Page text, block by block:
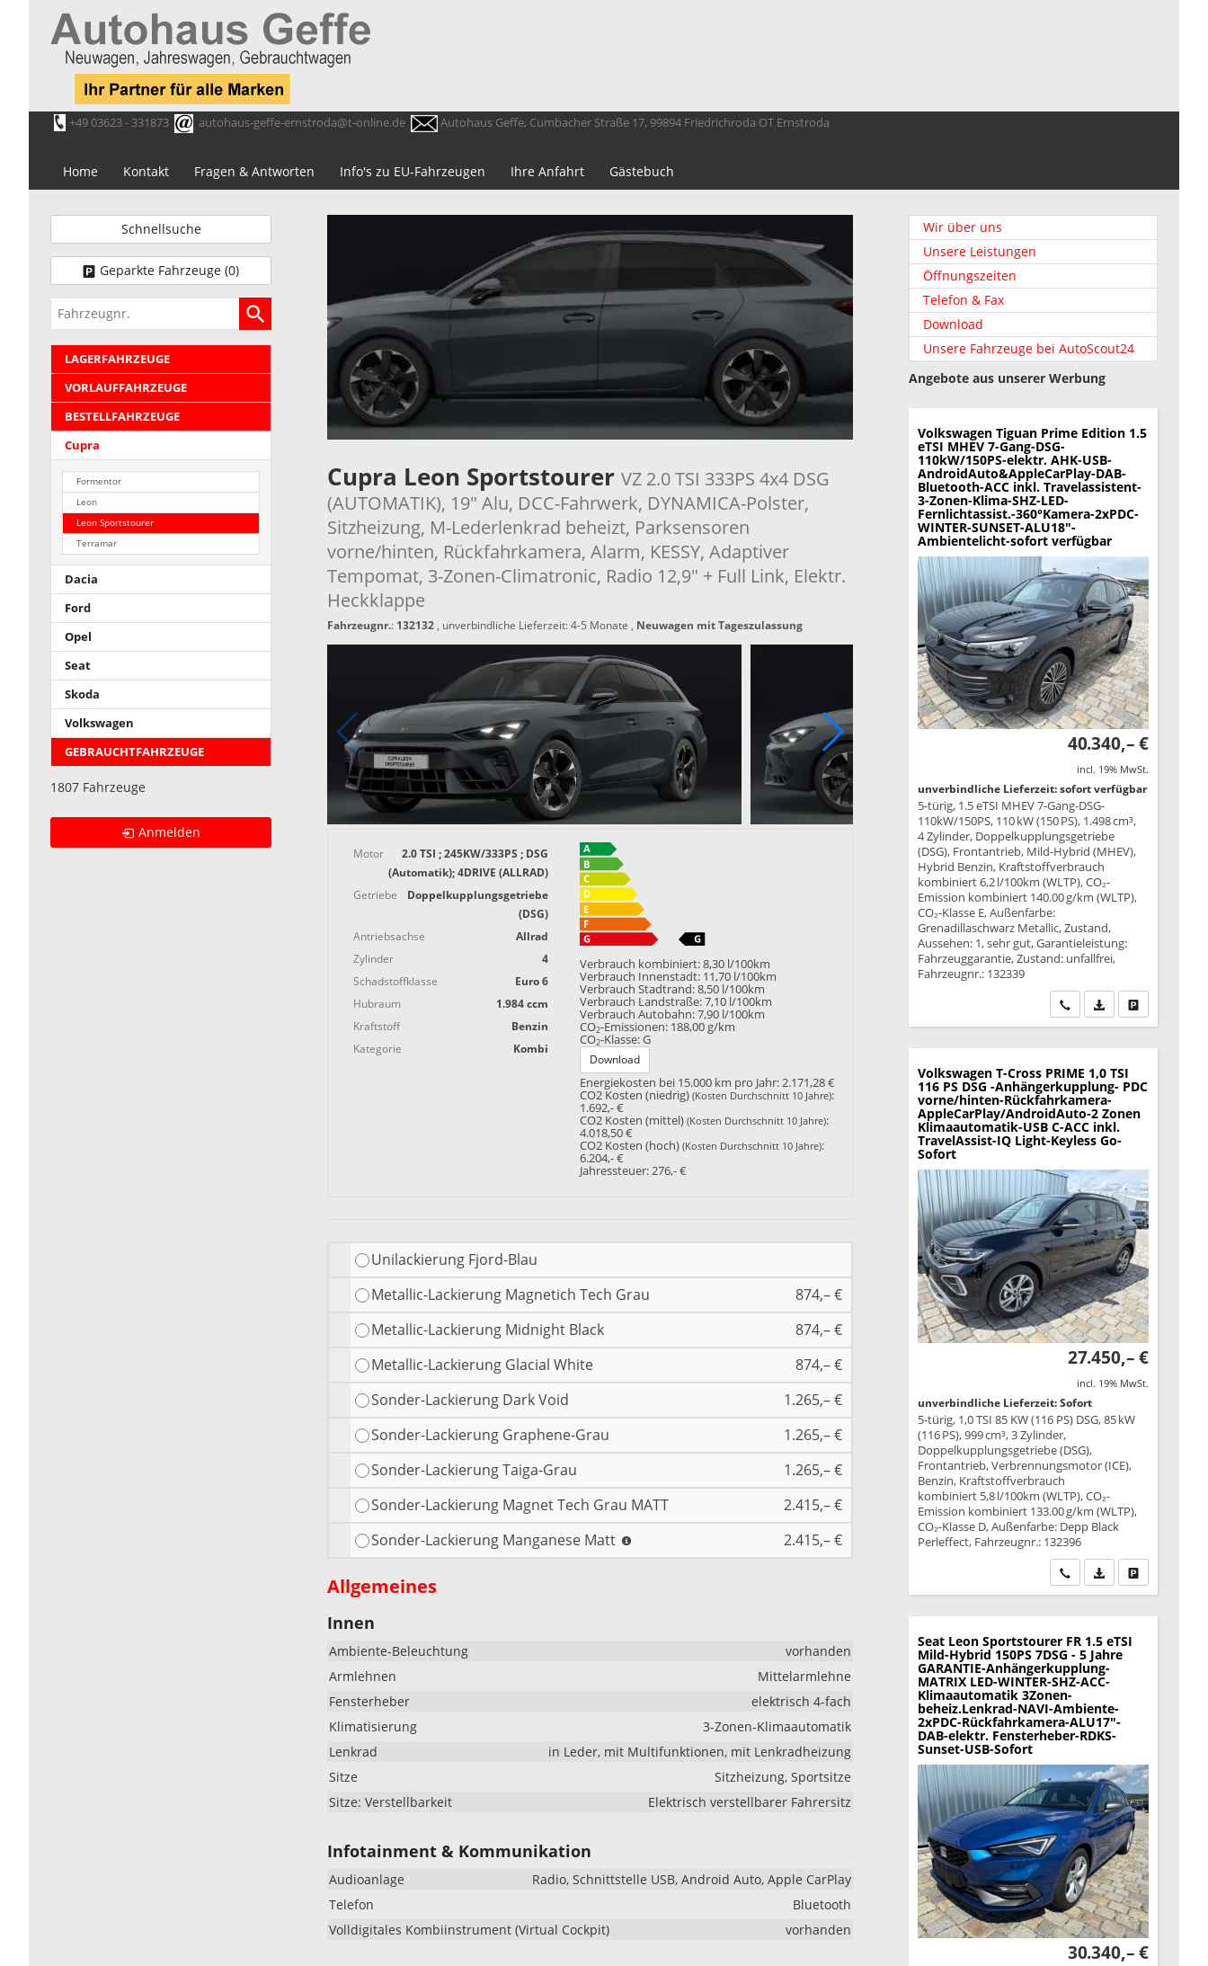
+49 03623 - 331873 autohaus-geffe-ernstroda@t-online.de Autohaus Geffe, Cumbacher Straße 17, 99894 Friedrichroda OT Ernstroda
Home Kontakt Fragen & Antworten Info's zu EU-Fahrzeugen Ihre Anfahrt Gästebuch
Cupra Leon Sportstourer VZ 2.0 TSI 333PS 4x4 DSG
(AUTOMATIK), 19" Alu, DCC-Fahrwerk, DYNAMICA-Polster,
Sitzheizung, M-Lederlenkrad beheizt, Parksensoren
vorne/hinten, Rückfahrkamera, Alarm, KESSY, Adaptiver
Tempomat, 3-Zonen-Climatronic, Radio 12,9" + Full Link, Elektr.
Heckklappe
Fahrzeugnr.: 132132, unverbindliche Lieferzeit: 4-5 Monate , Neuwagen mit Tageszulassung
Motor
2.0 TSI ; 245KW/333PS ; DSG
(Automatik); 4DRIVE (ALLRAD)
Getriebe
Doppelkupplungsgetriebe
(DSG)
Antriebsachse
Allrad
Zylinder
4
Schadstoffklasse
Euro 6
Hubraum
1.984 ccm
Kraftstoff
Benzin
Kategorie
Kombi
Verbrauch kombiniert: 8,30 l/100km
Verbrauch Innenstadt: 11,70 l/100km
Verbrauch Stadtrand: 8,50 l/100km
Verbrauch Landstraße: 7,10 l/100km
Verbrauch Autobahn: 7,90 l/100km
CO2-Emissionen: 188,00 g/km
CO2-Klasse: G
Download
Energiekosten bei 15.000 km pro Jahr: 2.171,28 €
CO2 Kosten (niedrig)(Kosten Durchschnitt 10 Jahre):
1.692,- €
CO2 Kosten (mittel)(Kosten Durchschnitt 10 Jahre):
4.018,50 €
CO2 Kosten (hoch)(Kosten Durchschnitt 10 Jahre):
6.204,- €
Jahressteuer: 276,- €
Unilackierung Fjord-Blau
Metallic-Lackierung Magnetich Tech Grau
874,– €
Metallic-Lackierung Midnight Black
874,– €
Metallic-Lackierung Glacial White
874,– €
Sonder-Lackierung Dark Void
1.265,– €
Sonder-Lackierung Graphene-Grau
1.265,– €
Sonder-Lackierung Taiga-Grau
1.265,– €
Sonder-Lackierung Magnet Tech Grau MATT
2.415,– €
Sonder-Lackierung Manganese Matt
2.415,– €
Allgemeines
Innen
Ambiente-Beleuchtung
vorhanden
Armlehnen
Mittelarmlehne
Fensterheber
elektrisch 4-fach
Klimatisierung
3-Zonen-Klimaautomatik
Lenkrad
in Leder, mit Multifunktionen, mit Lenkradheizung
Sitze
Sitzheizung, Sportsitze
Sitze: Verstellbarkeit
Elektrisch verstellbarer Fahrersitz
Infotainment & Kommunikation
Audioanlage
Radio, Schnittstelle USB, Android Auto, Apple CarPlay
Telefon
Bluetooth
Volldigitales Kombiinstrument (Virtual Cockpit)
vorhanden
Schnellsuche
Geparkte Fahrzeuge (0)
Fahrzeugnr.
LAGERFAHRZEUGE
VORLAUFFAHRZEUGE
BESTELLFAHRZEUGE
Cupra
Formentor
Leon
Leon Sportstourer
Terramar
Dacia
Ford
Opel
Seat
Skoda
Volkswagen
GEBRAUCHTFAHRZEUGE
1807 Fahrzeuge
Anmelden
Wir über uns
Unsere Leistungen
Öffnungszeiten
Telefon & Fax
Download
Unsere Fahrzeuge bei AutoScout24
Angebote aus unserer Werbung
Volkswagen Tiguan Prime Edition 1.5
eTSI MHEV 7-Gang-DSG-
110kW/150PS-elektr. AHK-USB-
AndroidAuto&AppleCarPlay-DAB-
Bluetooth-ACC inkl. Travelassistent-
3-Zonen-Klima-SHZ-LED-
Fernlichtassist.-360°Kamera-2xPDC-
WINTER-SUNSET-ALU18"-
Ambientelicht-sofort verfügbar
40.340,– €
incl. 19% MwSt.
unverbindliche Lieferzeit: sofort verfügbar
5-türig, 1.5 eTSI MHEV 7-Gang-DSG-
110kW/150PS, 110 kW (150 PS), 1.498 cm³,
4 Zylinder, Doppelkupplungsgetriebe
(DSG), Frontantrieb, Mild-Hybrid (MHEV),
Hybrid Benzin, Kraftstoffverbrauch
kombiniert 6,2 l/100km (WLTP), CO₂-
Emission kombiniert 140.00 g/km (WLTP),
CO₂-Klasse E, Außenfarbe:
Grenadillaschwarz Metallic, Zustand,
Aussehen: 1, sehr gut, Garantieleistung:
Fahrzeuggarantie, Zustand: unfallfrei,
Fahrzeugnr.: 132339
Wir rufen Sie an
PDF-Datei,Drucken,
Volkswagen T-Cross PRIME 1,0 TSI
116 PS DSG -Anhängerkupplung- PDC
vorne/hinten-Rückfahrkamera-
AppleCarPlay/AndroidAuto-2 Zonen
Klimaautomatik-USB C-ACC inkl.
TravelAssist-IQ Light-Keyless Go-
Sofort
27.450,– €
incl. 19% MwSt.
unverbindliche Lieferzeit: Sofort
5-türig, 1,0 TSI 85 KW (116 PS) DSG, 85 kW
(116 PS), 999 cm³, 3 Zylinder,
Doppelkupplungsgetriebe (DSG),
Frontantrieb, Verbrennungsmotor (ICE),
Benzin, Kraftstoffverbrauch
kombiniert 5,8 l/100km (WLTP), CO₂-
Emission kombiniert 133.00 g/km (WLTP),
CO₂-Klasse D, Außenfarbe: Depp Black
Perleffect, Fahrzeugnr.: 132396
Wir rufen Sie an
PDF-Datei,Drucken,
Seat Leon Sportstourer FR 1.5 eTSI
Mild-Hybrid 150PS 7DSG - 5 Jahre
GARANTIE-Anhängerkupplung-
MATRIX LED-WINTER-SHZ-ACC-
Klimaautomatik 3Zonen-
beheiz.Lenkrad-NAVI-Ambiente-
2xPDC-Rückfahrkamera-ALU17"-
DAB-elektr. Fensterheber-RDKS-
Sunset-USB-Sofort
30.340,– €